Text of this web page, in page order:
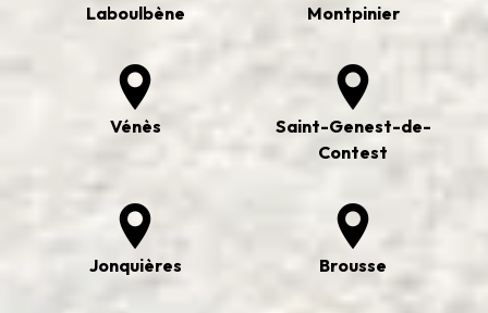
Laboulbène Montpinier
Vénès
Saint-Genest-de-
Contest
Jonquières Brousse